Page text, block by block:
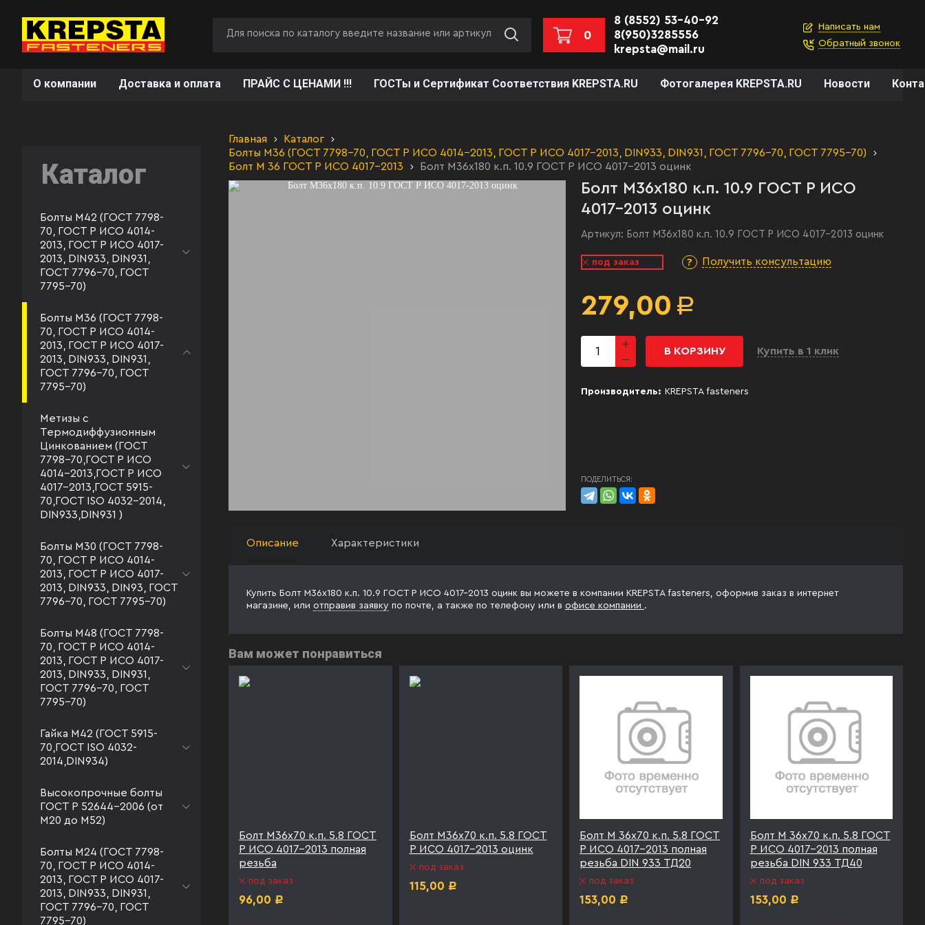
0
8 (8552) 53-40-92
8(950)3285556
krepsta@mail.ru
Написать нам
Обратный звонок
О компании Доставка и оплата ПРАЙС С ЦЕНАМИ !!! ГОСТы и Сертификат Соответствия KREPSTA.RU Фотогалерея KREPSTA.RU Новости
Каталог
Болты М42 (ГОСТ 7798-
70, ГОСТ Р ИСО 4014-
2013, ГОСТ Р ИСО 4017-
2013, DIN933, DIN931,
ГОСТ 7796-70, ГОСТ
7795-70)
Болты М36 (ГОСТ 7798-
70, ГОСТ Р ИСО 4014-
2013, ГОСТ Р ИСО 4017-
2013, DIN933, DIN931,
ГОСТ 7796-70, ГОСТ
7795-70)
Метизы с
Термодиффузионным
Цинкованием (ГОСТ
7798-70,ГОСТ Р ИСО
4014-2013,ГОСТ Р ИСО
4017-2013,ГОСТ 5915-
70,ГОСТ ISO 4032-2014,
DIN933,DIN931 )
Болты М30 (ГОСТ 7798-
70, ГОСТ Р ИСО 4014-
2013, ГОСТ Р ИСО 4017-
2013, DIN933, DIN93, ГОСТ
7796-70, ГОСТ 7795-70)
Болты М48 (ГОСТ 7798-
70, ГОСТ Р ИСО 4014-
2013, ГОСТ Р ИСО 4017-
2013, DIN933, DIN931,
ГОСТ 7796-70, ГОСТ
7795-70)
Гайка М42 (ГОСТ 5915-
70,ГОСТ ISO 4032-
2014,DIN934)
Высокопрочные болты
ГОСТ Р 52644-2006 (от
М20 до М52)
Болты М24 (ГОСТ 7798-
70, ГОСТ Р ИСО 4014-
2013, ГОСТ Р ИСО 4017-
2013, DIN933, DIN931,
ГОСТ 7796-70, ГОСТ
7795-70)
Главная
Каталог
Болты М36 (ГОСТ 7798-70, ГОСТ Р ИСО 4014-2013, ГОСТ Р ИСО 4017-2013, DIN933, DIN931, ГОСТ 7796-70, ГОСТ 7795-70)
Болт М 36 ГОСТ Р ИСО 4017-2013
Болт М36х180 к.п. 10.9 ГОСТ Р ИСО 4017-2013 оцинк
Болт М36х180 к.п. 10.9 ГОСТ Р ИСО
4017-2013 оцинк
Артикул: Болт М36х180 к.п. 10.9 ГОСТ Р ИСО 4017-2013 оцинк
под заказ Получить консультацию
279,00 Р
В КОРЗИНУ Купить в 1 клик
Производитель: KREPSTA fasteners
ПОДЕЛИТЬСЯ:
Описание Характеристики
Купить Болт М36х180 к.п. 10.9 ГОСТ Р ИСО 4017-2013 оцинк вы можете в компании KREPSTA fasteners, оформив заказ в интернет
магазине, или отправив заявку по почте, а также по телефону или в офисе компании .
Вам может понравиться
Р ИСО 4017-2013
под заказ
125,00 Р
Болт М36х70 к.п. 5.8 ГОСТ
Р ИСО 4017-2013 полная
резьба
под заказ
96,00 Р
Болт М36х70 к.п. 5.8 ГОСТ
Р ИСО 4017-2013 оцинк
под заказ
115,00 Р
Болт М 36х70 к.п. 5.8 ГОСТ
Р ИСО 4017-2013 полная
резьба DIN 933 ТД20
под заказ
153,00 Р
Болт М 36х70 к.п. 5.8 ГОСТ
Р ИСО 4017-2013 полная
резьба DIN 933 ТД40
под заказ
153,00 Р